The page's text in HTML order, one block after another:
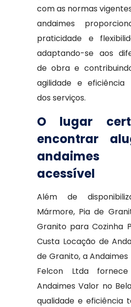
com as normas
andaimes
praticidade e
adaptando-se aos
de obra e
agilidade e eficiência
dos serviços.
O lugar
encontrar
acessível
Além de
Mármore, Pia de
Granito para Cozinha
Custa Locação de
de Granito, a
Felcon Ltda
Andaimes Valor no
qualidade e eficiência